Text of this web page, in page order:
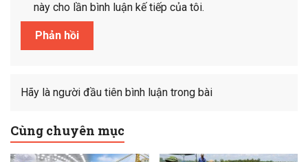
này cho lần bình luận kế tiếp của tôi.
Hãy là người đầu tiên bình luận trong bài
Cùng chuyên mục